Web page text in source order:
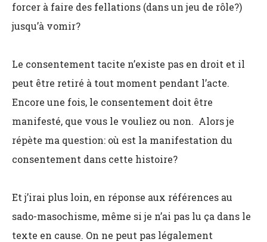
forcer à faire des fellations (dans un jeu de rôle?)
jusqu’à vomir?
Le consentement tacite n’existe pas en droit et il
peut être retiré à tout moment pendant l’acte.
Encore une fois, le consentement doit être
manifesté, que vous le vouliez ou non. Alors je
répète ma question: où est la manifestation du
consentement dans cette histoire?
Et j’irai plus loin, en réponse aux références au
sado-masochisme, même si je n’ai pas lu ça dans le
texte en cause. On ne peut pas légalement